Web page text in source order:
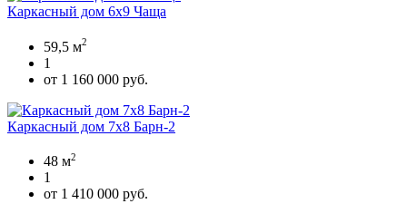
Каркасный дом 6х9 Чаща
59,5 м2
1
от 1 160 000 руб.
Каркасный дом 7х8 Барн-2
48 м2
1
от 1 410 000 руб.